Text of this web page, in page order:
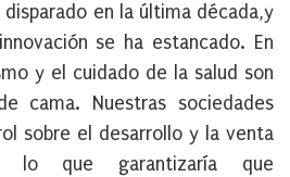
en la última década,y
se ha estancado. En
y el cuidado de la salud son
cama. Nuestras sociedades
sobre el desarrollo y la venta
lo que garantizaría que